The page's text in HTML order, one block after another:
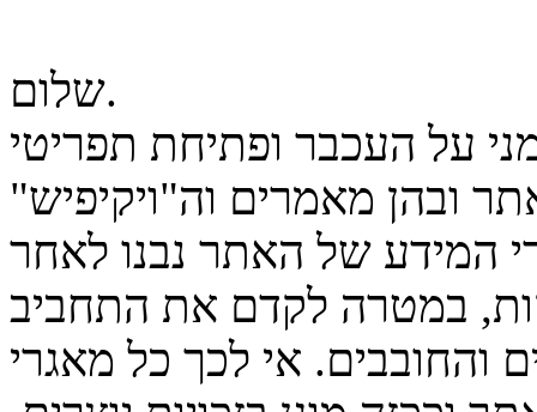
שלום.
על העכבר ופתיחת תפריטי
ובהן מאמרים וה"ויקיפיש"
המידע של האתר נבנו לאחר
במטרה לקדם את התחביב
והחובבים. אי לכך כל מאגרי